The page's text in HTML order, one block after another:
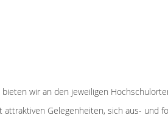
wir an den jeweiligen
Gelegenheiten, sich aus- und